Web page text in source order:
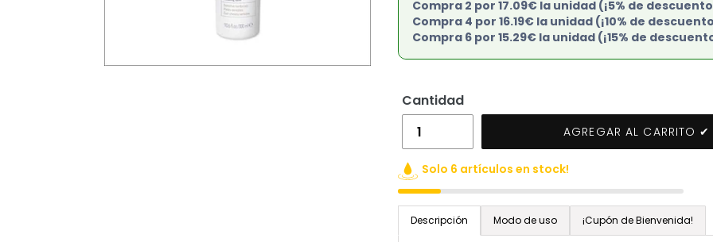
Compra 2 por 17.09€ la unidad (¡5% de
Compra 4 por 16.19€ la unidad (¡10% de
Compra 6 por 15.29€ la unidad (¡15% de
Cantidad
AGREGAR AL CARRITO ✔
Solo 6 artículos en stock!
Agregando
Descripción Modo de uso ¡Cupón de Bienvenida!